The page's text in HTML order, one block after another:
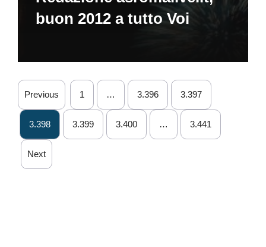
buon 2012 a tutto Voi
Previous 1 … 3.396 3.397
3.398 3.399 3.400 … 3.441
Next